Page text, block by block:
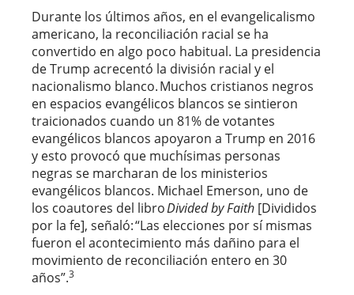
Durante los últimos años, en el evangelicalismo
americano, la reconciliación racial se ha
convertido en algo poco habitual. La presidencia
de Trump acrecentó la división racial y el
nacionalismo blanco. Muchos cristianos negros
en espacios evangélicos blancos se sintieron
traicionados cuando un 81% de votantes
evangélicos blancos apoyaron a Trump en 2016
y esto provocó que muchísimas personas
negras se marcharan de los ministerios
evangélicos blancos. Michael Emerson, uno de
los coautores del libroDivided by Faith [Divididos
por la fe], señaló:“Las elecciones por sí mismas
fueron el acontecimiento más dañino para el
movimiento de reconciliación entero en 30
años”.3